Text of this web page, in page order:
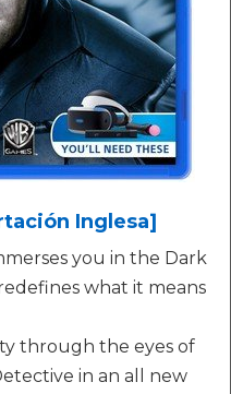
Inglesa]
you in the Dark
what it means
through the eyes of
in an all new